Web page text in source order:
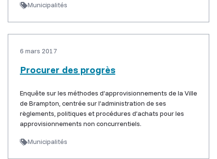
Municipalités
6 mars 2017
Procurer des progrès
Enquête sur les méthodes d’approvisionnements de la Ville
de Brampton, centrée sur l’administration de ses
règlements, politiques et procédures d’achats pour les
approvisionnements non concurrentiels.
Municipalités